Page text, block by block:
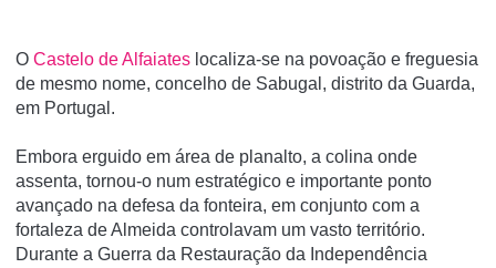
O Castelo de Alfaiates localiza-se na povoação e freguesia
de mesmo nome, concelho de Sabugal, distrito da Guarda,
em Portugal.
Embora erguido em área de planalto, a colina onde
assenta, tornou-o num estratégico e importante ponto
avançado na defesa da fonteira, em conjunto com a
fortaleza de Almeida controlavam um vasto território.
Durante a Guerra da Restauração da Independência